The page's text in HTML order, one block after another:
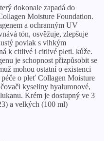
dokonale zapadá do
Moisture Foundation.
a ochranným UV
tón, osvěžuje, zlepšuje
povlak s vlhkým
k citlivé i citlivé pleti. kůže.
je schopnost přizpůsobit se
mohou ostatní o existenci
o pleť Collagen Moisture
kyseliny hyaluronové,
Krém je dostupný ve 3
a velkých (100 ml)